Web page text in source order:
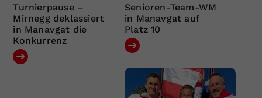
Turnierpause –
Mirnegg deklassiert
in Manavgat die
Konkurrenz
Senioren-Team-WM
in Manavgat auf
Platz 10